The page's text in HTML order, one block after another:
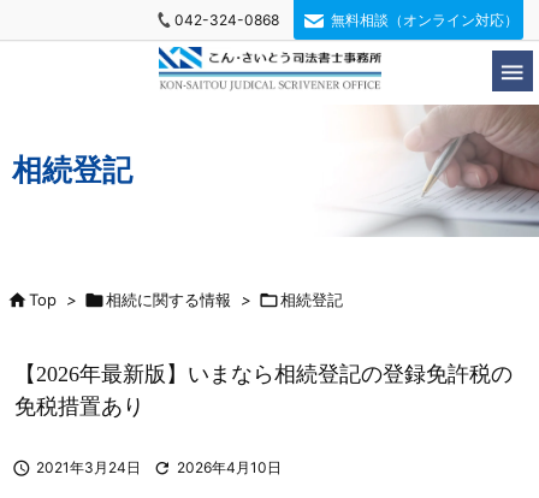

042-324-0868 無料相談（オンライン対応）
相続登記
Top > 相続に関する情報 > 相続登記
【2026年最新版】いまなら相続登記の登録免許税の
免税措置あり
 2021年3月24日  2026年4月10日